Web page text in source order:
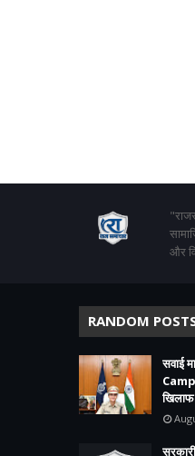
और
RANDOM
सवाई
खिलाफ